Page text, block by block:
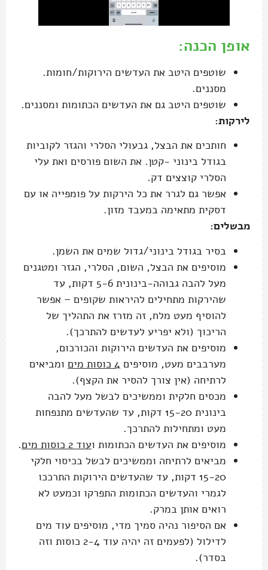
אופן הכנה:
שוטפים היטב את העדשים הירוקות/חומות.
מסננים.
שוטפים היטב גם את העדשים הכתומות ומסננים.
לירקות:
חותכים את הבצל, גבעולי הסלרי והגזר לקוביות
בגודל בינוני -קטן. את השום פורסים ואת עלי
הסלרי קוצצים דק.
אפשר גם לגרר את כל הירקות על פומפייה או עם
דסקית מתאימה במעבד מזון.
מבשלים:
בסיר בגודל בינוני/גדול שמים את השמן.
מוסיפים את הבצל, השום, הסלרי, הגזר ומטגנים
מעל להבה גבוהה-בינונית 5-6 דקות, עד
שהירקות מתחילים להיראות שקופים – אפשר
להוסיף מעט מלח, זה מזרז את התהליך של
הריכוך (ולא יפריע לעדשים להתרכך).
מוסיפים את העדשים הירוקות והכורכום,
מערבבים מעט, מוסיפים 4 כוסות מים
ומביאים
לרתיחה (אין צורך להסיר את הקצף).
מכסים חלקית וממשיכים לבשל מעל להבה
בינונית 15-20 דקות, עד שהעדשים מתנפחות
מעט ומתחילות להתרכך.
מוסיפים את העדשים הכתומות ועוד 2 כוסות מים
.
מביאים לרתיחה וממשיכים לבשל בכיסוי חלקי
15-20 דקות, עד שהעדשים הירוקות התרככו
לגמרי והעדשים הכתומות התפרקו וכמעט לא
רואים אותן במרק.
אם הסיפור נהיה סמיך מדי, מוסיפים עוד מים
לדילול (לפעמים זה יהיה עוד 2-4 כוסות וזה
בסדר).